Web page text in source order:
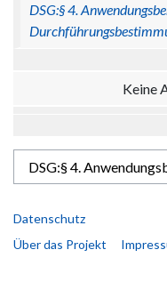
DSG:§ 4.
Keine
Datenschutz
Über das Projekt